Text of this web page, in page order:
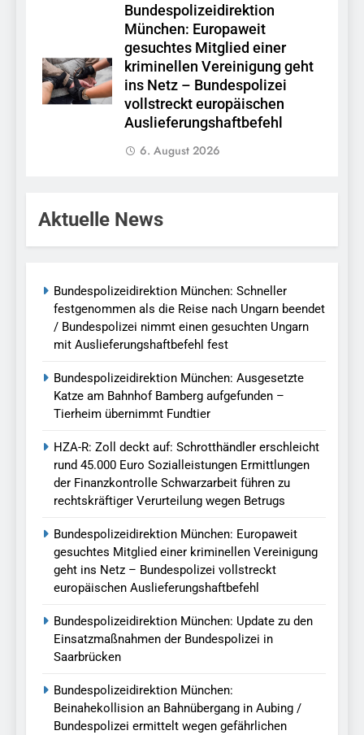
Bundespolizeidirektion
München: Europaweit
gesuchtes Mitglied einer
kriminellen Vereinigung geht
ins Netz – Bundespolizei
vollstreckt europäischen
Auslieferungshaftbefehl
6. August 2026
Aktuelle News
Bundespolizeidirektion München: Schneller
festgenommen als die Reise nach Ungarn beendet
/ Bundespolizei nimmt einen gesuchten Ungarn
mit Auslieferungshaftbefehl fest
Bundespolizeidirektion München: Ausgesetzte
Katze am Bahnhof Bamberg aufgefunden –
Tierheim übernimmt Fundtier
HZA-R: Zoll deckt auf: Schrotthändler erschleicht
rund 45.000 Euro Sozialleistungen Ermittlungen
der Finanzkontrolle Schwarzarbeit führen zu
rechtskräftiger Verurteilung wegen Betrugs
Bundespolizeidirektion München: Europaweit
gesuchtes Mitglied einer kriminellen Vereinigung
geht ins Netz – Bundespolizei vollstreckt
europäischen Auslieferungshaftbefehl
Bundespolizeidirektion München: Update zu den
Einsatzmaßnahmen der Bundespolizei in
Saarbrücken
Bundespolizeidirektion München:
Beinahekollision an Bahnübergang in Aubing /
Bundespolizei ermittelt wegen gefährlichen